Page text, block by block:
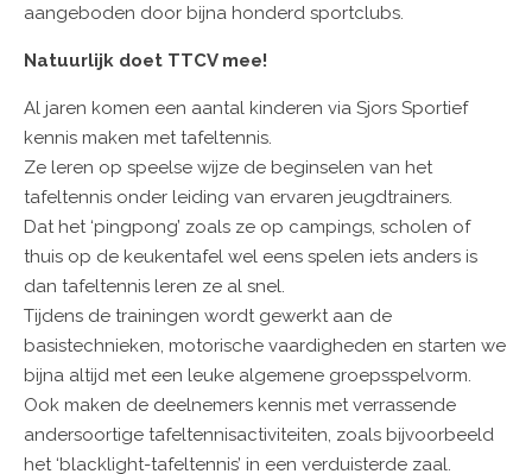
aangeboden door bijna honderd sportclubs.
Natuurlijk doet TTCV mee!
Al jaren komen een aantal kinderen via Sjors Sportief
kennis maken met tafeltennis.
Ze leren op speelse wijze de beginselen van het
tafeltennis onder leiding van ervaren jeugdtrainers.
Dat het ‘pingpong’ zoals ze op campings, scholen of
thuis op de keukentafel wel eens spelen iets anders is
dan tafeltennis leren ze al snel.
Tijdens de trainingen wordt gewerkt aan de
basistechnieken, motorische vaardigheden en starten we
bijna altijd met een leuke algemene groepsspelvorm.
Ook maken de deelnemers kennis met verrassende
andersoortige tafeltennisactiviteiten, zoals bijvoorbeeld
het ‘blacklight-tafeltennis’ in een verduisterde zaal.